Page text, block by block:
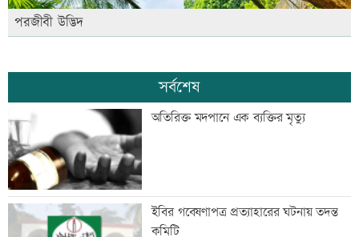
পরজীবী উদ্ভিদ
সর্বশেষ
অতিরিক্ত মদপানে এক ব্যক্তির মৃত্যু
ইবির গবেষণাপত্র প্রত্যাহারের ঘটনায় তদন্ত
কমিটি